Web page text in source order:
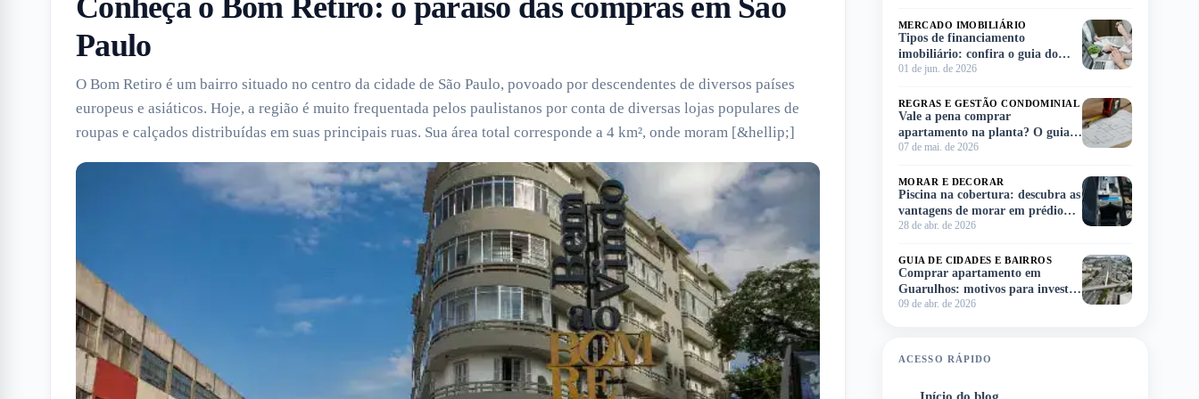
Conheça o Bom Retiro: o paraíso das compras em São
Paulo
O Bom Retiro é um bairro situado no centro da cidade de São Paulo, povoado por descendentes de diversos países
europeus e asiáticos. Hoje, a região é muito frequentada pelos paulistanos por conta de diversas lojas populares de
roupas e calçados distribuídas em suas principais ruas. Sua área total corresponde a 4 km², onde moram [&hellip;]
MERCADO IMOBILIÁRIO
Tipos de financiamento
imobiliário: confira o guia do
Meu Imóvel e escolha o ideal para
01 de jun. de 2026
REGRAS E GESTÃO CONDOMINIAL
Vale a pena comprar
apartamento na planta? O guia
completo para você decidir sem
07 de mai. de 2026
MORAR E DECORAR
Piscina na cobertura: descubra as
vantagens de morar em prédio
com lazer no rooftop
28 de abr. de 2026
GUIA DE CIDADES E BAIRROS
Comprar apartamento em
Guarulhos: motivos para investir
na região
09 de abr. de 2026
ACESSO RÁPIDO
Início do blog